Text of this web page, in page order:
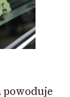
powoduje